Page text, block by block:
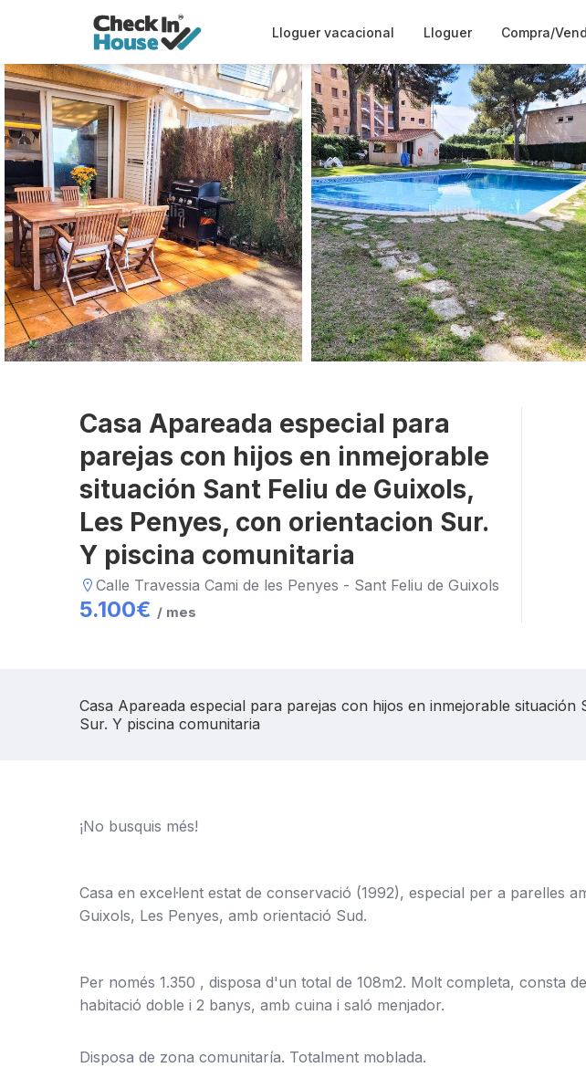
Lloguer vacacional Lloguer Compra/
Casa Apareada especial para
parejas con hijos en inmejorable
situación Sant Feliu de Guixols,
Les Penyes, con orientacion Sur.
Y piscina comunitaria
Calle Travessia Cami de les Penyes - Sant Feliu de Guixols
5.100€ / mes
Casa Apareada especial para parejas con hijos en inmejorable
Sur. Y piscina comunitaria
¡No busquis més!
Casa en excel·lent estat de conservació (1992), especial per a parelles
Guixols, Les Penyes, amb orientació Sud.
Per només 1.350 , disposa d'un total de 108m2. Molt completa, consta
habitació doble i 2 banys, amb cuina i saló menjador.
Disposa de zona comunitaría. Totalment moblada.